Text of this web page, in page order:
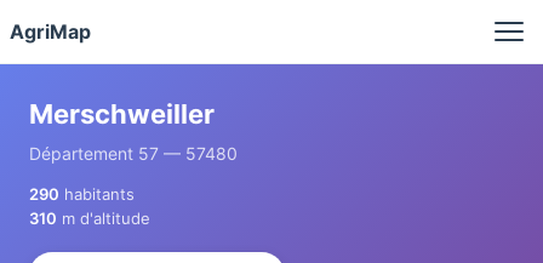
AgriMap
Merschweiller
Département 57 — 57480
290 habitants
310 m d'altitude